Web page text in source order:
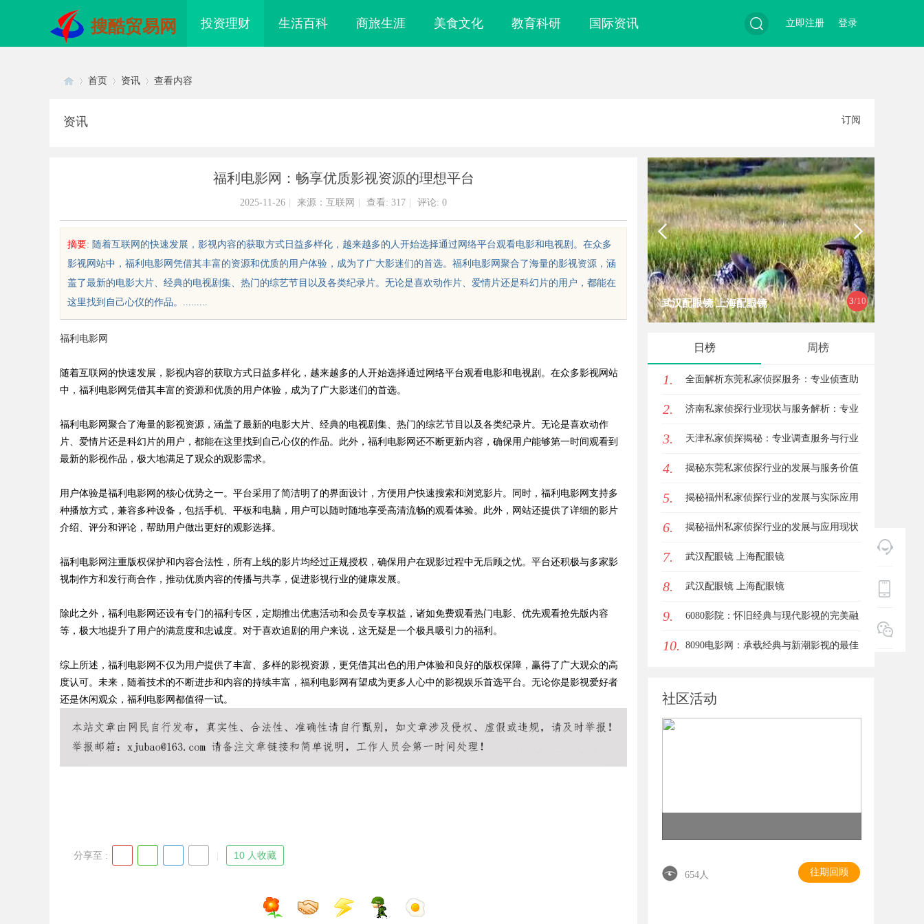
搜酷贸易网 投资理财 生活百科 商旅生涯 美食文化 教育科研 国际资讯
索
登录
立即注册
sc
Bo
首页 资讯 查看内容
资讯 订阅
福利电影网：畅享优质影视资源的理想平台
2025-11-26 来源：互联网 查看: 317 评论: 0
摘要: 随着互联网的快速发展，影视内容的获取方式日益多样化，越来越多的人开始选择通过网络平台观看电影和电视剧。在众多
影视网站中，福利电影网凭借其丰富的资源和优质的用户体验，成为了广大影迷们的首选。福利电影网聚合了海量的影视资源，涵
盖了最新的电影大片、经典的电视剧集、热门的综艺节目以及各类纪录片。无论是喜欢动作片、爱情片还是科幻片的用户，都能在
这里找到自己心仪的作品。.........
福利电影网
随着互联网的快速发展，影视内容的获取方式日益多样化，越来越多的人开始选择通过网络平台观看电影和电视剧。在众多影视网站
中，福利电影网凭借其丰富的资源和优质的用户体验，成为了广大影迷们的首选。
福利电影网聚合了海量的影视资源，涵盖了最新的电影大片、经典的电视剧集、热门的综艺节目以及各类纪录片。无论是喜欢动作
片、爱情片还是科幻片的用户，都能在这里找到自己心仪的作品。此外，福利电影网还不断更新内容，确保用户能够第一时间观看到
最新的影视作品，极大地满足了观众的观影需求。
用户体验是福利电影网的核心优势之一。平台采用了简洁明了的界面设计，方便用户快速搜索和浏览影片。同时，福利电影网支持多
种播放方式，兼容多种设备，包括手机、平板和电脑，用户可以随时随地享受高清流畅的观看体验。此外，网站还提供了详细的影片
介绍、评分和评论，帮助用户做出更好的观影选择。
福利电影网注重版权保护和内容合法性，所有上线的影片均经过正规授权，确保用户在观影过程中无后顾之忧。平台还积极与多家影
视制作方和发行商合作，推动优质内容的传播与共享，促进影视行业的健康发展。
除此之外，福利电影网还设有专门的福利专区，定期推出优惠活动和会员专享权益，诸如免费观看热门电影、优先观看抢先版内容
等，极大地提升了用户的满意度和忠诚度。对于喜欢追剧的用户来说，这无疑是一个极具吸引力的福利。
综上所述，福利电影网不仅为用户提供了丰富、多样的影视资源，更凭借其出色的用户体验和良好的版权保障，赢得了广大观众的高
度认可。未来，随着技术的不断进步和内容的持续丰富，福利电影网有望成为更多人心中的影视娱乐首选平台。无论你是影视爱好者
还是休闲观众，福利电影网都值得一试。
分享至 : 10 人收藏
3/10
眼镜 上海配眼镜 武汉配眼镜 上海配眼镜
日榜 周榜
1. 全面解析东莞私家侦探服务：专业侦查助
您解决各种疑难问题
2. 济南私家侦探行业现状与服务解析：专业
调查助您安心
3. 天津私家侦探揭秘：专业调查服务与行业
现状详细解析
4. 揭秘东莞私家侦探行业的发展与服务价值
5. 揭秘福州私家侦探行业的发展与实际应用
全解析
6. 揭秘福州私家侦探行业的发展与应用现状
7. 武汉配眼镜 上海配眼镜
8. 武汉配眼镜 上海配眼镜
9. 6080影院：怀旧经典与现代影视的完美融
合平台
10. 8090电影网：承载经典与新潮影视的最佳
社区活动
654人 往期回顾